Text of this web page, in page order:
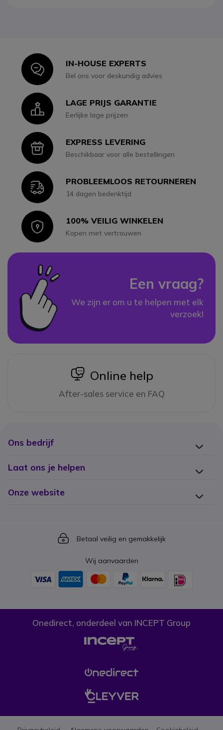
IconIN-HOUSE EXPERTS
Bel ons voor deskundig advies
IconLAGE PRIJS GARANTIE
Eerlijke lage prijzen
IconEXPRESS LEVERING
Beschikbaar voor alle bestellingen
IconPROBLEEMLOOS RETOURNEREN
14 dagen bedenktijd
Icon100% VEILIG WINKELEN
Kopen met vertrouwen
Een vraag?
We zijn er om u te helpen met elk
verzoek!
icon
Online help
After-sales service en FAQ
Ons bedrijf
Laat ons je helpen
Onze website
Icon
Betaal veilig en gemakkelijk
Wij aanvaarden
Onedirect, onderdeel van INCEPT Group